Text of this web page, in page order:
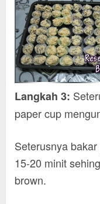
Langkah 3:
paper cup
Seterusnya
15-20 minit
brown.